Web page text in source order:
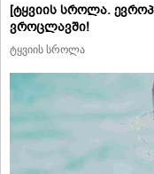
[ტყვიის სროლა.
ვროცლავში!
ტყვიის სროლა